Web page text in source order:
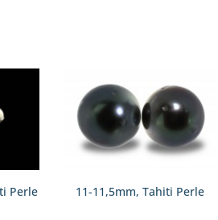
Perle
11-11,5mm, Tahiti Perle